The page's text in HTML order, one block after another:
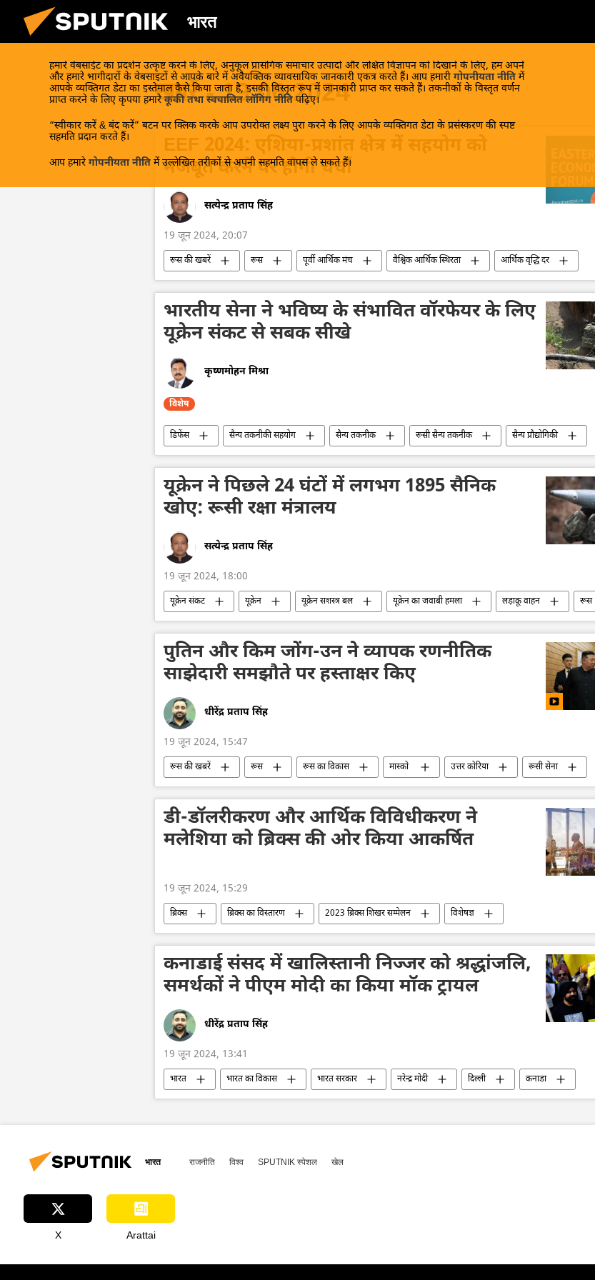
भारत
हमारे वेबसाईट का प्रदर्शन उत्कृष्ट करने के लिए, अनुकूल प्रासंगिक समाचार उत्पादों और लक्षित विज्ञापन को दिखाने के लिए, हम अपने
और हमारे भागीदारों के वेबसाइटों से आपके बारे में अवैयक्तिक व्यावसायिक जानकारी एकत्र करते हैं। आप हमारी गोपनीयता नीति में
आपके व्यक्तिगत डेटा का इस्तेमाल कैसे किया जाता है, इसकी विस्तृत रूप में जानकारी प्राप्त कर सकते हैं। तकनीकों के विस्तृत वर्णन
प्राप्त करने के लिए कृपया हमारे कूकी तथा स्वचालित लॉगिंग नीति पढ़िए।
“स्वीकार करें & बंद करें” बटन पर क्लिक करके आप उपरोक्त लक्ष्य पुरा करने के लिए आपके व्यक्तिगत डेटा के प्रसंस्करण की स्पष्ट
सहमति प्रदान करते हैं।
आप हमारे गोपनीयता नीति में उल्लेखित तरीकों से अपनी सहमति वापस ले सकते हैं।
खबरें - 19.06.2024
मजबूत करने पर होगी चर्चा
सत्येन्द्र प्रताप सिंह
19 जून 2024, 20:07
रूस की खबरें रूस पूर्वी आर्थिक मंच वैश्विक आर्थिक स्थिरता
आर्थिक वृद्धि दर
राजनीतिक और आर्थिक स्वतंत्रता
आर्थिक मंच आर्कटिक रूस आर्कटिक
हिंद-प्रशांत क्षेत्र
बहुध्रुवीय दुनिया
भारतीय सेना ने भविष्य के संभावित वॉरफेयर के लिए
यूक्रेन संकट से सबक सीखे
कृष्णमोहन मिश्रा
विशेष
डिफेंस सैन्य तकनीकी सहयोग सैन्य तकनीक रूसी सैन्य तकनीक
सैन्य प्रौद्योगिकी
आत्मनिर्भर भारत
भारत भारत का विकास रक्षा मंत्रालय (MoD)
भारत के रक्षा मंत्री
भारतीय सेना
यूक्रेन ने पिछले 24 घंटों में लगभग 1895 सैनिक
खोए: रूसी रक्षा मंत्रालय
सत्येन्द्र प्रताप सिंह
19 जून 2024, 18:00
यूक्रेन संकट यूक्रेन यूक्रेन सशस्त्र बल यूक्रेन का जवाबी हमला लड़ाकू वाहन
रूस
वायु रक्षा
रक्षा-पंक्ति रक्षा मंत्रालय (MoD) रूसी सेना
राष्ट्रीय सुरक्षा
विशेष सैन्य अभियान
पुतिन और किम जोंग-उन ने व्यापक रणनीतिक
साझेदारी समझौते पर हस्ताक्षर किए
धीरेंद्र प्रताप सिंह
19 जून 2024, 15:47
रूस की खबरें रूस रूस का विकास मास्को उत्तर कोरिया
रूसी सेना
द्विपक्षीय रिश्ते
द्विपक्षीय व्यापार विशेष सैन्य अभियान
यूक्रेन सशस्त्र बल
यूक्रेन का जवाबी हमला
यूक्रेन की सुरक्षा सेवा (SBU) यूक्रेन व्लादिमीर पुतिन किम जोंग उन
डी-डॉलरीकरण और आर्थिक विविधीकरण ने
मलेशिया को ब्रिक्स की ओर किया आकर्षित
19 जून 2024, 15:29
ब्रिक्स ब्रिक्स का विस्तारण 2023 ब्रिक्स शिखर सम्मेलन
विशेषज्ञ
विशेष रणनीतिक साझेदारी
डी-डॉलरकरण वैश्विक आर्थिक स्थिरता
आर्थिक वृद्धि दर
राजनीतिक और आर्थिक स्वतंत्रता
आर्थिक मंच दक्षिण-पूर्व एशिया चीन Sputnik मान्यता
कनाडाई संसद में खालिस्तानी निज्जर को श्रद्धांजलि,
समर्थकों ने पीएम मोदी का किया मॉक ट्रायल
धीरेंद्र प्रताप सिंह
19 जून 2024, 13:41
भारत भारत का विकास भारत सरकार नरेन्द्र मोदी दिल्ली
कनाडा
कनाडा के प्रधानमंत्री
भारत-कनाडा विवाद जस्टिन ट्रूडो विवाद
सिख
भारत राजनीति विश्व SPUTNIK स्पेशल खेल
X Arattai